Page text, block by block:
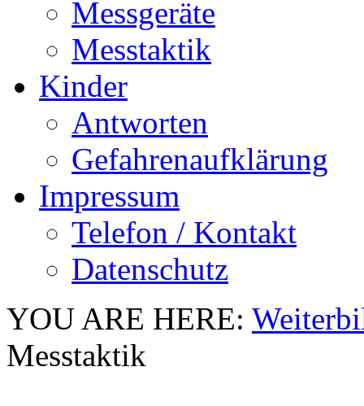
Messgeräte
Messtaktik
Kinder
Antworten
Gefahrenaufklärung
Impressum
Telefon / Kontakt
Datenschutz
YOU ARE HERE:
Messtaktik